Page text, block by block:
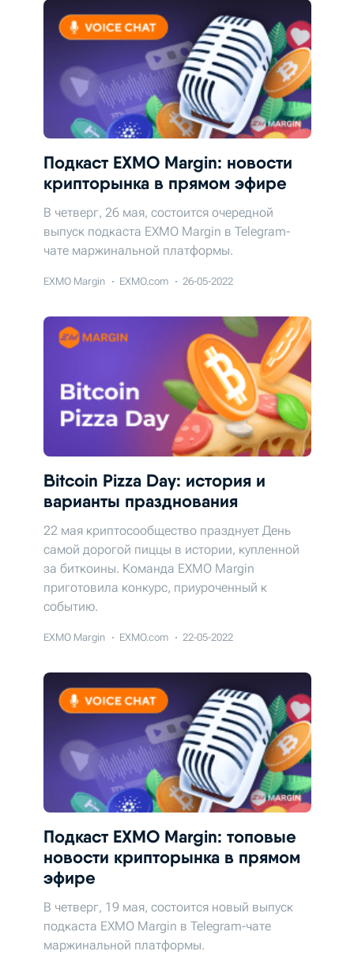
Подкаст EXMO Margin: новости
крипторынка в прямом эфире
В четверг, 26 мая, состоится очередной
выпуск подкаста EXMO Margin в Telegram-
чате маржинальной платформы.
EXMO Margin EXMO.com 26-05-2022
Bitcoin Pizza Day: история и
варианты празднования
22 мая криптосообщество празднует День
самой дорогой пиццы в истории, купленной
за биткоины. Команда EXMO Margin
приготовила конкурс, приуроченный к
событию.
EXMO Margin EXMO.com 22-05-2022
Подкаст EXMO Margin: топовые
новости крипторынка в прямом
эфире
В четверг, 19 мая, состоится новый выпуск
подкаста EXMO Margin в Telegram-чате
маржинальной платформы.